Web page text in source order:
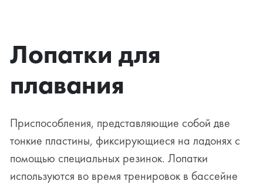
Лопатки для
плавания
Приспособления, представляющие собой две
тонкие пластины, фиксирующиеся на ладонях с
помощью специальных резинок. Лопатки
используются во время тренировок в бассейне